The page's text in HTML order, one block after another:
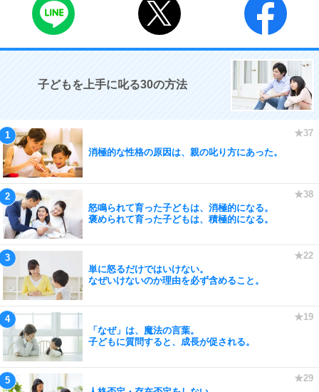
子どもを上手に叱る30の方法
消極的な性格の原因は、親の叱り方にあった。
怒鳴られて育った子どもは、消極的になる。
褒められて育った子どもは、積極的になる。
単に怒るだけではいけない。
なぜいけないのか理由を必ず含めること。
「なぜ」は、魔法の言葉。
子どもに質問すると、成長が促される。